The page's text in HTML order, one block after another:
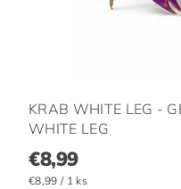
KRAB WHITE LEG -
WHITE LEG
€8,99
€8,99 / 1 ks